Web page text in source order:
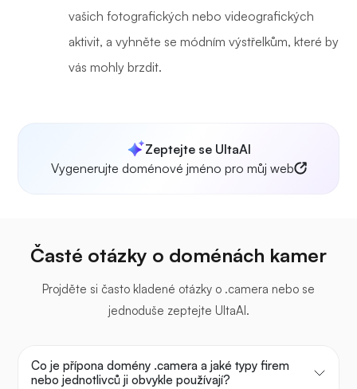
vašich fotografických nebo videografických
aktivit, a vyhněte se módním výstřelkům, které by
vás mohly brzdit.
Zeptejte se UltaAI
Vygenerujte doménové jméno pro můj web
Časté otázky o doménách kamer
Projděte si často kladené otázky o .camera nebo se
jednoduše zeptejte UltaAI.
Co je přípona domény .camera a jaké typy firem
nebo jednotlivců ji obvykle používají?